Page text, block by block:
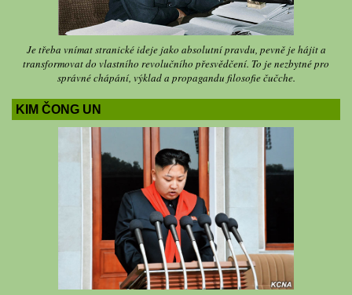
Je třeba vnímat stranické ideje jako absolutní pravdu, pevně je hájit a
transformovat do vlastního revolučního přesvědčení. To je nezbytné pro
správné chápání, výklad a propagandu filosofie čučche.
KIM ČONG UN